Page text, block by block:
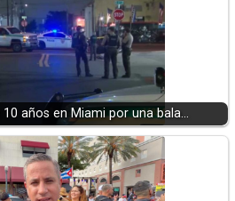
10 años en Miami por una bala…